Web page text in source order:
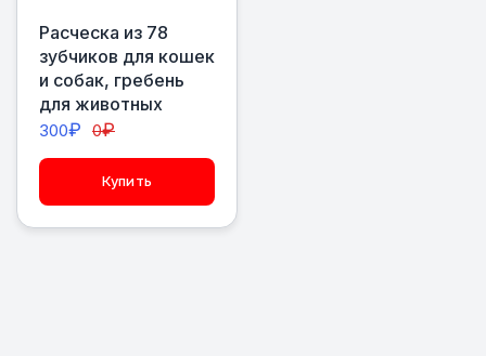
Расческа из 78
зубчиков для кошек
и собак, гребень
для животных
300₽ 0₽
Купить